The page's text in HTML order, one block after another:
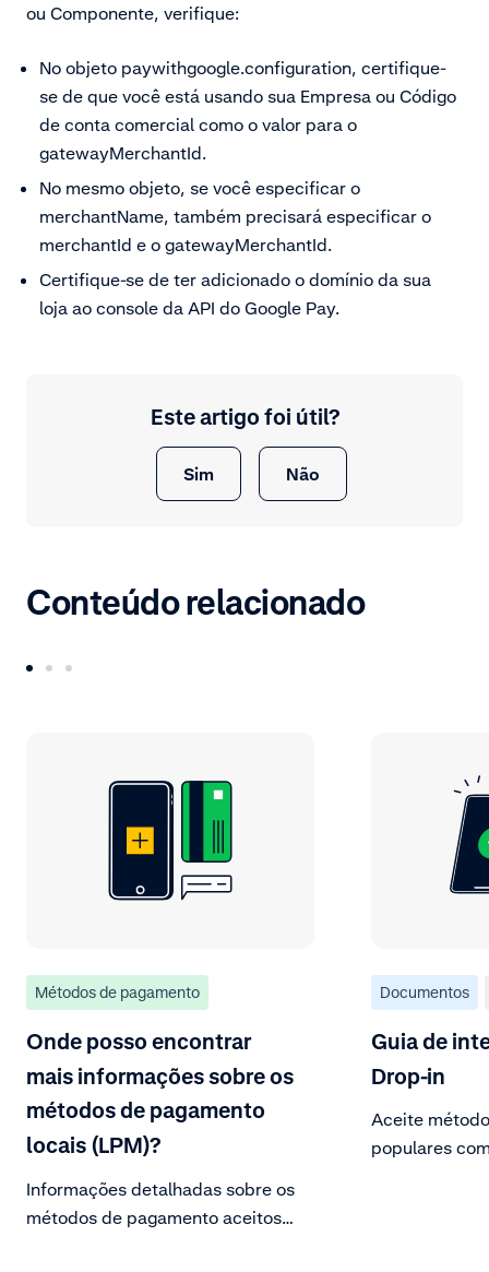
ou Componente, verifique:
No objeto paywithgoogle.configuration, certifique-
se de que você está usando sua Empresa ou Código
de conta comercial como o valor para o
gatewayMerchantId.
No mesmo objeto, se você especificar o
merchantName, também precisará especificar o
merchantId e o gatewayMerchantId.
Certifique-se de ter adicionado o domínio da sua
loja ao console da API do Google Pay.
Este artigo foi útil?
Sim Não
Conteúdo relacionado
Métodos de pagamento
Onde posso encontrar
mais informações sobre os
métodos de pagamento
locais (LPM)?
Informações detalhadas sobre os
métodos de pagamento aceitos
Documentos
Guia de
Drop-in
Aceite
populares